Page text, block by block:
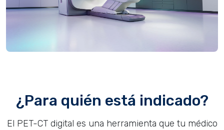
¿Para quién está indicado?
El PET-CT digital es una herramienta que tu médico